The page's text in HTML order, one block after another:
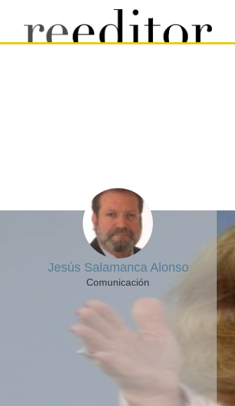
Jesús Salamanca Alonso
Comunicación